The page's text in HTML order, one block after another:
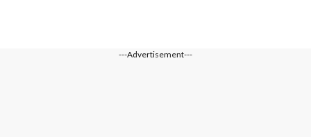
---Advertisement---